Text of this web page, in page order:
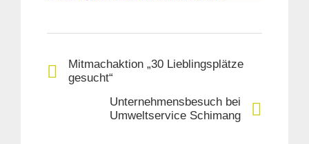
Mitmachaktion „30 Lieblingsplätze
gesucht“
Unternehmensbesuch bei
Umweltservice Schimang